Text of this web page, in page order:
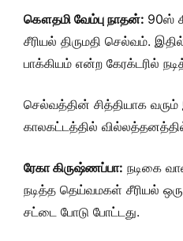
கௌதமி வேம்பு நாதன்: 90ஸ்
சீரியல் திருமதி செல்வம்.
பாக்கியம் என்ற கேரக்டரில்
செல்வத்தின் சித்தியாக
காலகட்டத்தில் வில்லத்தனத்தில்
ரேகா கிருஷ்ணப்பா: நடிகை
நடித்த தெய்வமகள் சீரியல்
சட்டை போடு போட்டது.